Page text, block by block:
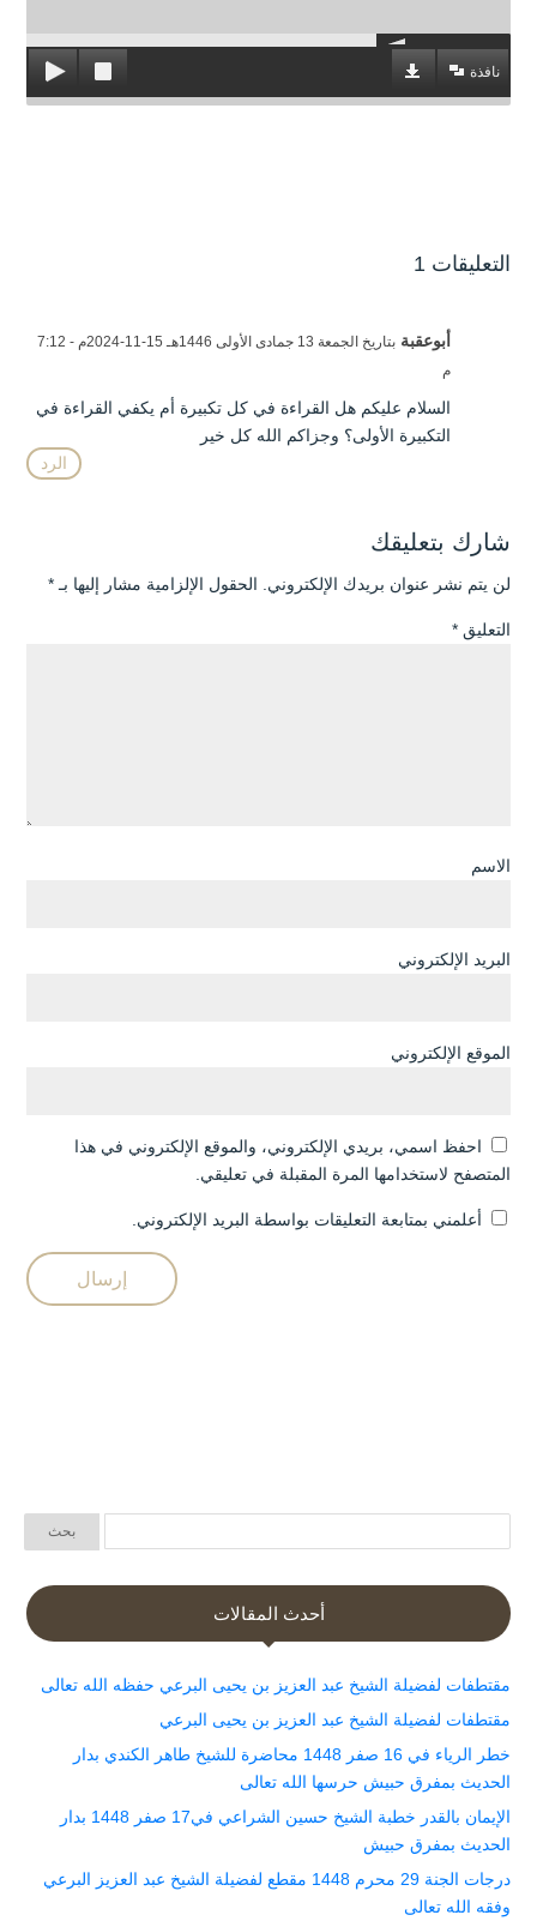
نافذة
التعليقات 1
أبوعقبة
بتاريخ الجمعة 13 جمادى الأولى 1446هـ 15-11-2024م - 7:12
م
السلام عليكم هل القراءة في كل تكبيرة أم يكفي القراءة في
التكبيرة الأولى؟ وجزاكم الله كل خير
الرد
شارك بتعليقك
لن يتم نشر عنوان بريدك الإلكتروني. الحقول الإلزامية مشار إليها بـ *
التعليق *
الاسم
البريد الإلكتروني
الموقع الإلكتروني
احفظ اسمي، بريدي الإلكتروني، والموقع الإلكتروني في هذا
المتصفح لاستخدامها المرة المقبلة في تعليقي.
أعلمني بمتابعة التعليقات بواسطة البريد الإلكتروني.
أحدث المقالات
مقتطفات لفضيلة الشيخ عبد العزيز بن يحيى البرعي حفظه الله تعالى
مقتطفات لفضيلة الشيخ عبد العزيز بن يحيى البرعي
خطر الرياء في 16 صفر 1448 محاضرة للشيخ طاهر الكندي بدار
الحديث بمفرق حبيش حرسها الله تعالى
الإيمان بالقدر خطبة الشيخ حسين الشراعي في17 صفر 1448 بدار
الحديث بمفرق حبيش
درجات الجنة 29 محرم 1448 مقطع لفضيلة الشيخ عبد العزيز البرعي
وفقه الله تعالى